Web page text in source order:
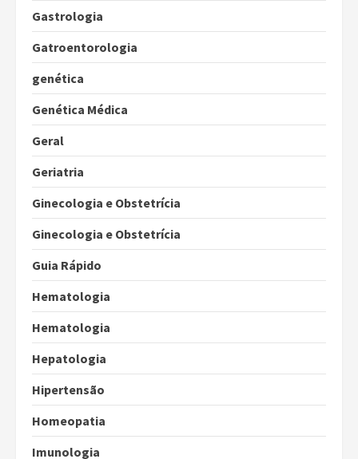
Gastrologia
Gatroentorologia
genética
Genética Médica
Geral
Geriatria
Ginecologia e Obstetrícia
Ginecologia e Obstetrícia
Guia Rápido
Hematologia
Hematologia
Hepatologia
Hipertensão
Homeopatia
Imunologia